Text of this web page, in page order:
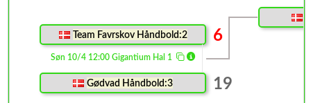
Team Favrskov Håndbold:2 6
Søn 10/4 12:00 Gigantium Hal 1
Gødvad Håndbold:3 19